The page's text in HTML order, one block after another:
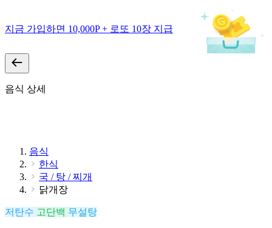
지금 가입하면 10,000P + 로또 10장 지급
음식 상세
음식
한식
국 / 탕 / 찌개
닭개장
저탄수 고단백 무설탕